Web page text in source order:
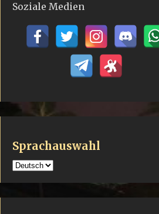
Soziale Medien
Sprachauswahl
Sprachauswahl